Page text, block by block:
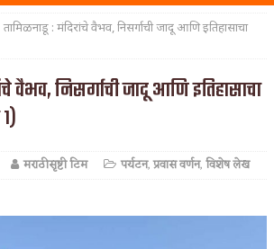
– एक अफलातून धातू (COPPER)
एक कविता लिहू इच्छिते
विहीर
तामिळनाडू : मंदिरांचे वैभव, निसर्गाची जादू आणि इतिहासाचा
वैभव, निसर्गाची जादू आणि इतिहासाचा
मराठीसृष्टी टिम पर्यटन,प्रवास वर्णन,विशेष लेख